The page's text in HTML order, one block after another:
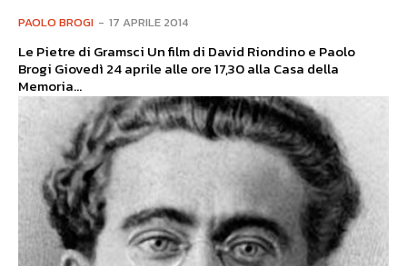
PAOLO BROGI - 17 APRILE 2014
Le Pietre di Gramsci Un film di David Riondino e Paolo
Brogi Giovedì 24 aprile alle ore 17,30 alla Casa della
Memoria...